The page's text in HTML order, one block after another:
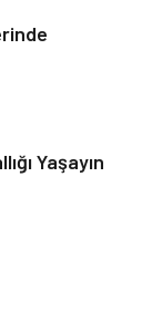
Yaşayın